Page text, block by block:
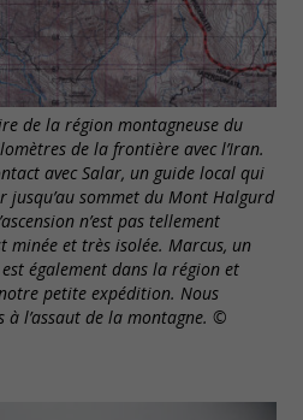
de la région montagneuse du
de la frontière avec l’Iran.
avec Salar, un guide local qui
jusqu’au sommet du Mont Halgurd
n’est pas tellement
minée et très isolée. Marcus, un
également dans la région et
petite expédition. Nous
l’assaut de la montagne. ©